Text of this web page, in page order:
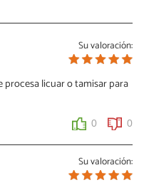
Su valoración:
procesa licuar o tamisar para
0 0
Su valoración: